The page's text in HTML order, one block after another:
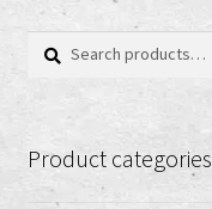
Search
Search
Product categories